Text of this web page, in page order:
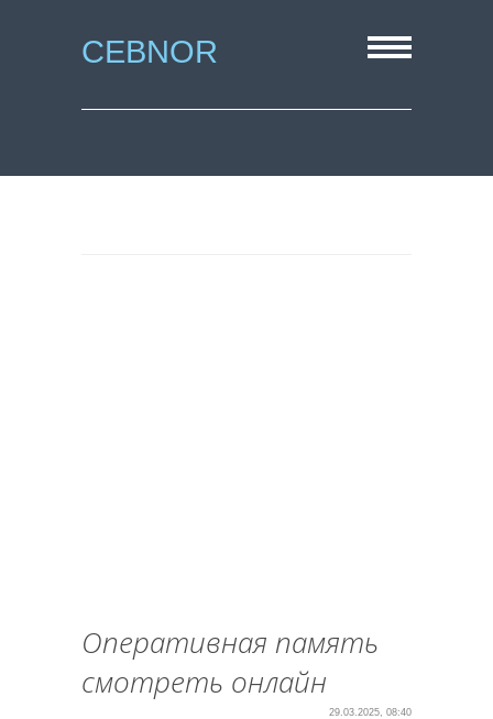
CEBNOR
Оперативная память
смотреть онлайн
29.03.2025, 08:40